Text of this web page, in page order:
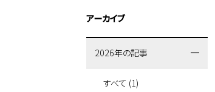
アーカイブ
2026年の記事
すべて (1)